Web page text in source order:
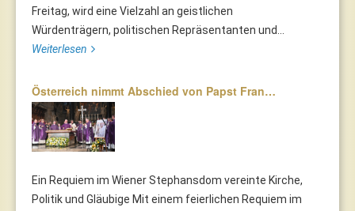
Freitag, wird eine Vielzahl an geistlichen
Würdenträgern, politischen Repräsentanten und...
Weiterlesen
Österreich nimmt Abschied von Papst Fran…
Ein Requiem im Wiener Stephansdom vereinte Kirche,
Politik und Gläubige Mit einem feierlichen Requiem im